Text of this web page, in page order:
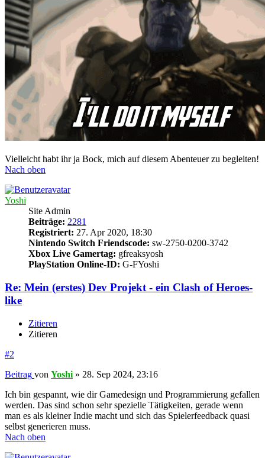
Vielleicht habt ihr ja Bock, mich auf diesem Abenteuer zu begleiten!
Nach oben
Yoshi
Site Admin
Beiträge: 2281
Registriert: 27. Apr 2020, 18:30
Nintendo Switch Friendscode: sw-2750-0200-3742
Xbox Live Gamertag: gfreaksyosh
PlayStation Online-ID: G-FYoshi
Re: Mein (erstes) Dev Projekt - ein Clash of Heroes-
like
Zitieren
Zitieren
#2
Beitrag von Yoshi » 28. Sep 2024, 23:16
Ich bin gespannt, wie dir Gamedesign und Programmierung gefallen
werden. Das sind schon sehr spezielle Tätigkeiten, gerade wenn
man es als kleiner Indie macht und sich das Spielerfeedback quasi
selbst generieren muss.
Nach oben